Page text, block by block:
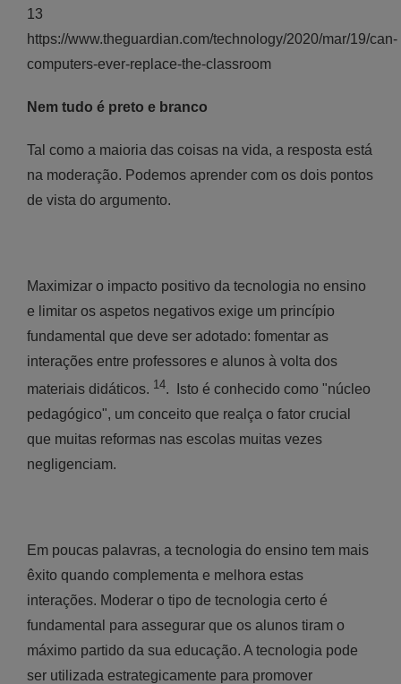
13
https://www.theguardian.com/technology/2020/mar/19/can-
computers-ever-replace-the-classroom
Nem tudo é preto e branco
Tal como a maioria das coisas na vida, a resposta está
na moderação. Podemos aprender com os dois pontos
de vista do argumento.
Maximizar o impacto positivo da tecnologia no ensino
e limitar os aspetos negativos exige um princípio
fundamental que deve ser adotado: fomentar as
interações entre professores e alunos à volta dos
materiais didáticos. 14.
Isto é conhecido como "núcleo
pedagógico", um conceito que realça o fator crucial
que muitas reformas nas escolas muitas vezes
negligenciam.
Em poucas palavras, a tecnologia do ensino tem mais
êxito quando complementa e melhora estas
interações. Moderar o tipo de tecnologia certo é
fundamental para assegurar que os alunos tiram o
máximo partido da sua educação. A tecnologia pode
ser utilizada estrategicamente para promover